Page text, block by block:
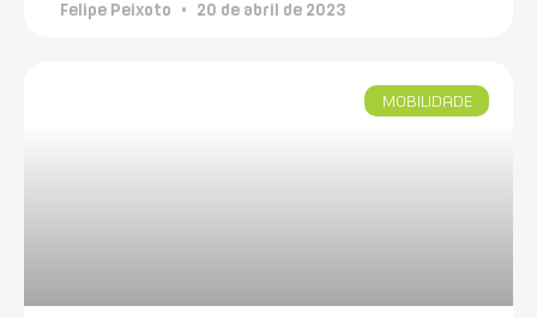
Felipe Peixoto 20 de abril de 2023
MOBILIDADE